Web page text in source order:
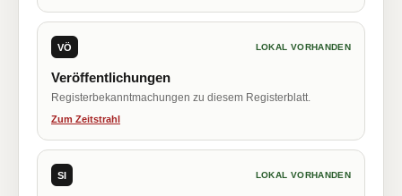
VÖ LOKAL VORHANDEN
Veröffentlichungen
Registerbekanntmachungen zu diesem Registerblatt.
Zum Zeitstrahl
SI LOKAL VORHANDEN